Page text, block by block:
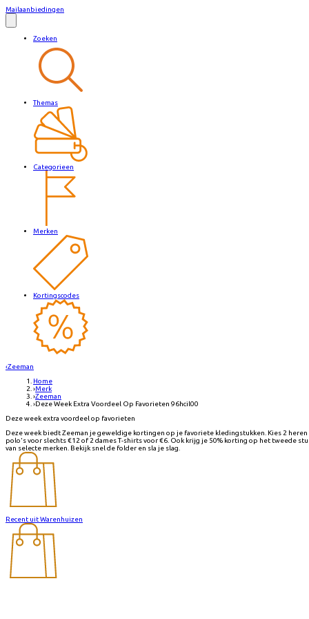
Mailaanbiedingen
Zoeken
Themas
Categorieen
Merken
Kortingscodes
‹Zeeman
Home
›Merk
›Zeeman
›Deze Week Extra Voordeel Op Favorieten 96hcil00
Deze week extra voordeel op favorieten
Deze week biedt Zeeman je geweldige kortingen op je favoriete kledingstukken. Kies 2 heren
polo's voor slechts €12 of 2 dames T-shirts voor €6. Ook krijg je 50% korting op het tweede
van selecte merken. Bekijk snel de folder en sla je slag.
Recent uit Warenhuizen